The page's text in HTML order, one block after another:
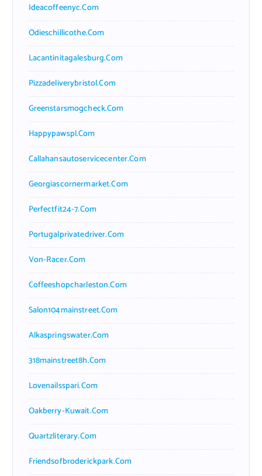
Ideacoffeenyc.com
Odieschillicothe.com
Lacantinitagalesburg.com
Pizzadeliverybristol.com
Greenstarsmogcheck.com
Happypawspl.com
Callahansautoservicecenter.com
Georgiascornermarket.com
Perfectfit24-7.com
Portugalprivatedriver.com
Von-Racer.com
Coffeeshopcharleston.com
Salon104mainstreet.com
Alkaspringswater.com
318mainstreet8h.com
Lovenailsspari.com
Oakberry-Kuwait.com
Quartzliterary.com
Friendsofbroderickpark.com